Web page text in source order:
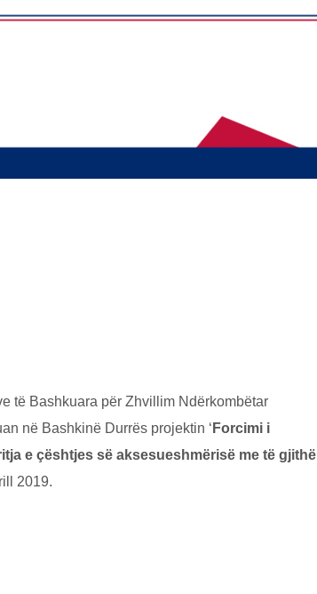
tё Bashkuara pёr Zhvillim Ndёrkombёtar
nё Bashkinё Durrёs projektin ‘ Forcimi i
e çёshtjes sё aksesueshmёrisё me tё gjithё
2019.
Your